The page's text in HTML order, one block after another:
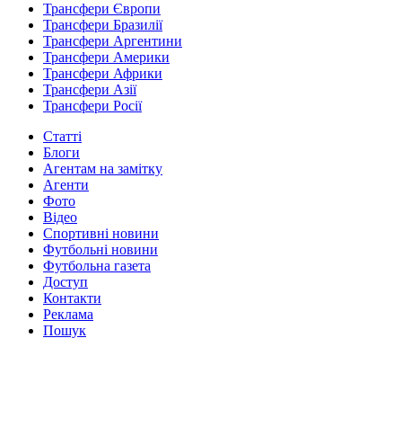
Трансфери Європи
Трансфери Бразилії
Трансфери Аргентини
Трансфери Америки
Трансфери Африки
Трансфери Азії
Трансфери Росії
Статті
Блоги
Агентам на замітку
Агенти
Фото
Відео
Спортивні новини
Футбольні новини
Футбольна газета
Доступ
Контакти
Реклама
Пошук